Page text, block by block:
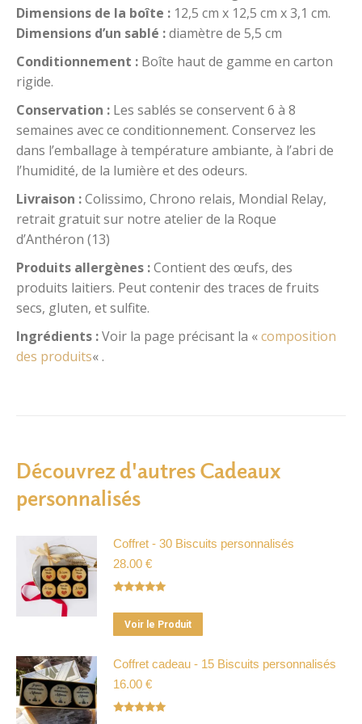
Dimensions de la boîte : 12,5 cm x 12,5 cm x 3,1 cm.
Dimensions d’un sablé :diamètre de 5,5 cm
Conditionnement : Boîte haut de gamme en carton
rigide.
Conservation : Les sablés se conservent 6 à 8
semaines avec ce conditionnement. Conservez les
dans l’emballage à température ambiante, à l’abri de
l’humidité, de la lumière et des odeurs.
Livraison :Colissimo, Chrono relais, Mondial Relay,
retrait gratuit sur notre atelier de la Roque
d’Anthéron (13)
Produits allergènes :Contient des œufs, des
produits laitiers. Peut contenir des traces de fruits
secs, gluten, et sulfite.
Ingrédients :Voir la page précisant la «composition
des produits« .
Découvrez d'autres Cadeaux
personnalisés
Coffret - 30 Biscuits personnalisés
28.00 €
sur 5
Voir le Produit
produit
a
Coffret cadeau - 15 Biscuits personnalisés
16.00 €